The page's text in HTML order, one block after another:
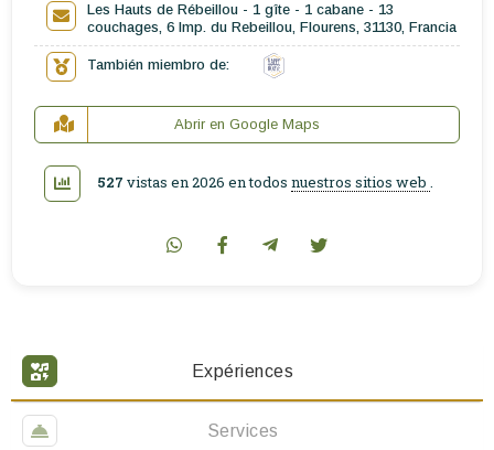
Expériences
Services
Les Hauts de Rébeillou - 1 gîte - 1 cabane - 13
couchages, 6 Imp. du Rebeillou, Flourens, 31130, Francia
También miembro de:
Abrir en Google Maps
527 vistas en 2026 en todos nuestros sitios web .